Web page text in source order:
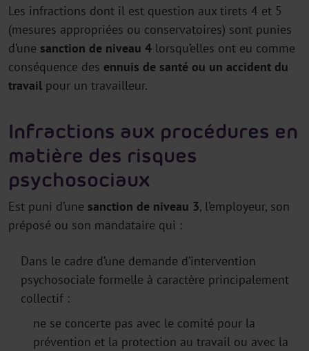
Les infractions dont il est question aux tirets 4 et 5
(mesures appropriées ou conservatoires) sont punies
d’une sanction de niveau 4 lorsqu’elles ont eu comme
conséquence des ennuis de santé ou un accident du
travail pour un travailleur.
Infractions aux procédures en
matière des risques
psychosociaux
Est puni d’une sanction de niveau 3, l’employeur, son
préposé ou son mandataire qui :
Dans le cadre d’une demande d’intervention
psychosociale formelle à caractère principalement
collectif :
ne se concerte pas avec le comité pour la
prévention et la protection au travail ou avec la